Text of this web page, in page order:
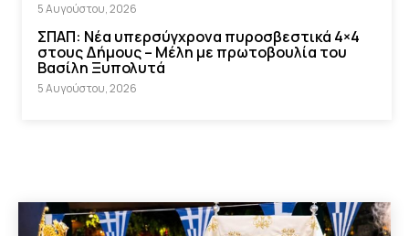
5 Αυγούστου, 2026
ΣΠΑΠ: Νέα υπερσύγχρονα πυροσβεστικά 4×4
στους Δήμους – Μέλη με πρωτοβουλία του
Βασίλη Ξυπολυτά
5 Αυγούστου, 2026